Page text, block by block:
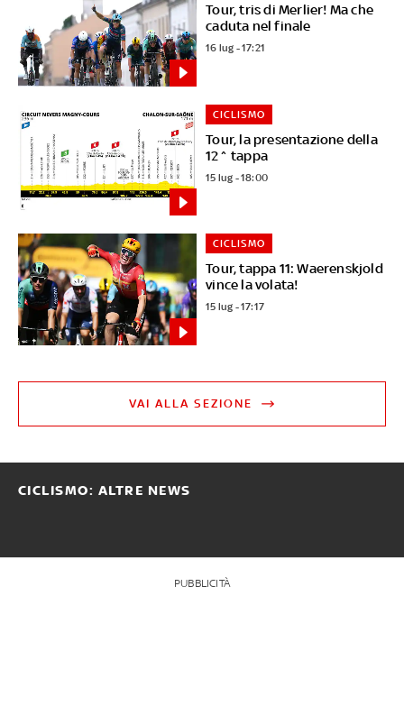
Tour, tris di Merlier! Ma che
caduta nel finale
16 lug - 17:21
Tour, la presentazione della
12^ tappa
CICLISMO
15 lug - 18:00
Tour, tappa 11: Waerenskjold
vince la volata!
CICLISMO
15 lug - 17:17
VAI ALLA SEZIONE
CICLISMO: ALTRE NEWS
PUBBLICITÀ